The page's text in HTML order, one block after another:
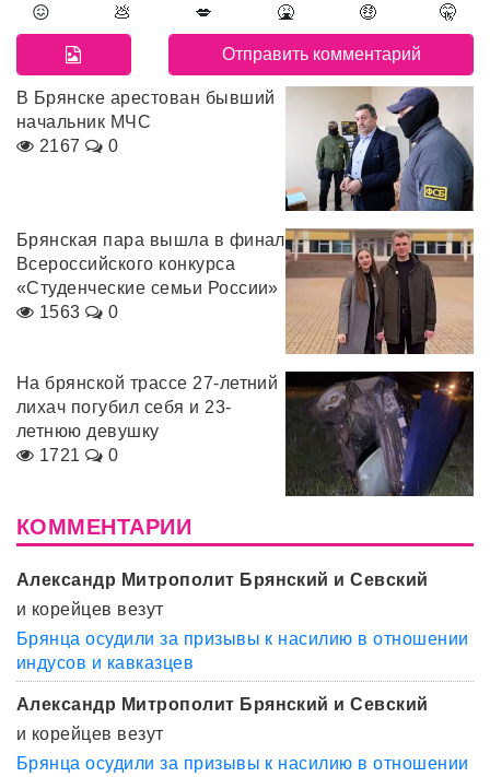
😖 💩 💋 🤮 🤑 🤫
В Брянске арестован бывший
начальник МЧС
2167
0
Брянская пара вышла в финал
Всероссийского конкурса
«Студенческие семьи России»
1563
0
На брянской трассе 27-летний
лихач погубил себя и 23-
летнюю девушку
1721
0
КОММЕНТАРИИ
Александр Митрополит Брянский и Севский
и корейцев везут
Брянца осудили за призывы к насилию в отношении
индусов и кавказцев
Александр Митрополит Брянский и Севский
и корейцев везут
Брянца осудили за призывы к насилию в отношении